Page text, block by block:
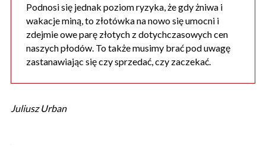
Podnosi się jednak poziom ryzyka, że gdy żniwa i
wakacje miną, to złotówka na nowo się umocni i
zdejmie owe parę złotych z dotychczasowych cen
naszych płodów. To także musimy brać pod uwagę
zastanawiając się czy sprzedać, czy zaczekać.
Juliusz Urban